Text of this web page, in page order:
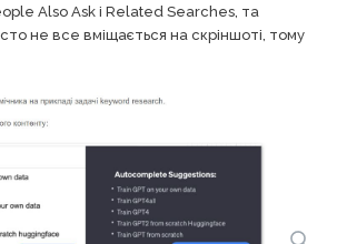
Also Ask і Related Searches, та
не все вміщається на скріншоті, тому